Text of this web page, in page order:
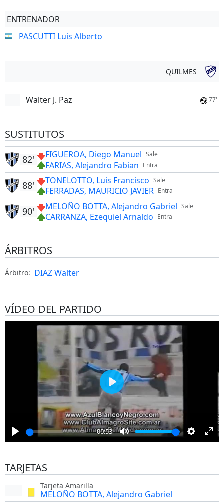
ENTRENADOR
PASCUTTI Luis Alberto
QUILMES
Walter J. Paz 77'
SUSTITUTOS
Sale
FIGUEROA, Diego Manuel
Entra
FARIAS, Alejandro Fabian
82'
Sale
TONELOTTO, Luis Francisco
Entra
FERRADAS, MAURICIO JAVIER
88'
Sale
MELOÑO BOTTA, Alejandro Gabriel
Entra
CARRANZA, Ezequiel Arnaldo
90'
ÁRBITROS
Árbitro: DIAZ Walter
VÍDEO DEL PARTIDO
Play
00:53
Mute Settings
Play
TARJETAS
Tarjeta Amarilla
MELOÑO BOTTA, Alejandro Gabriel